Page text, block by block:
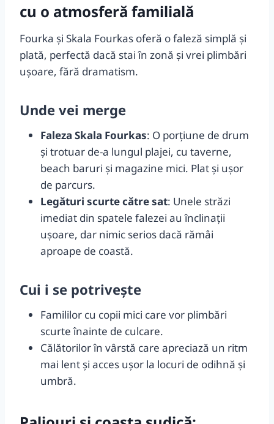
cu o atmosferă familială
Fourka și Skala Fourkas oferă o faleză simplă și
plată, perfectă dacă stai în zonă și vrei plimbări
ușoare, fără dramatism.
Unde vei merge
Faleza Skala Fourkas: O porțiune de drum
și trotuar de-a lungul plajei, cu taverne,
beach baruri și magazine mici. Plat și ușor
de parcurs.
Legături scurte către sat: Unele străzi
imediat din spatele falezei au înclinații
ușoare, dar nimic serios dacă rămâi
aproape de coastă.
Cui i se potrivește
Famililor cu copii mici care vor plimbări
scurte înainte de culcare.
Călătorilor în vârstă care apreciază un ritm
mai lent și acces ușor la locuri de odihnă și
umbră.